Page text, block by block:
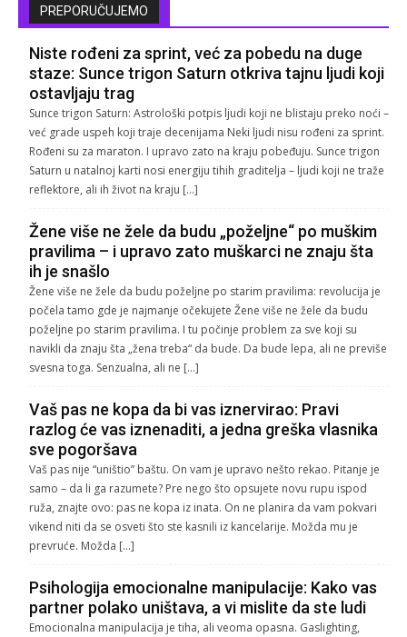
PREPORUČUJEMO
Niste rođeni za sprint, već za pobedu na duge
staze: Sunce trigon Saturn otkriva tajnu ljudi koji
ostavljaju trag
Sunce trigon Saturn: Astrološki potpis ljudi koji ne blistaju preko noći –
već grade uspeh koji traje decenijama Neki ljudi nisu rođeni za sprint.
Rođeni su za maraton. I upravo zato na kraju pobeđuju. Sunce trigon
Saturn u natalnoj karti nosi energiju tihih graditelja – ljudi koji ne traže
reflektore, ali ih život na kraju […]
Žene više ne žele da budu „poželjne“ po muškim
pravilima – i upravo zato muškarci ne znaju šta
ih je snašlo
Žene više ne žele da budu poželjne po starim pravilima: revolucija je
počela tamo gde je najmanje očekujete Žene više ne žele da budu
poželjne po starim pravilima. I tu počinje problem za sve koji su
navikli da znaju šta „žena treba“ da bude. Da bude lepa, ali ne previše
svesna toga. Senzualna, ali ne […]
Vaš pas ne kopa da bi vas iznervirao: Pravi
razlog će vas iznenaditi, a jedna greška vlasnika
sve pogoršava
Vaš pas nije “uništio” baštu. On vam je upravo nešto rekao. Pitanje je
samo – da li ga razumete? Pre nego što opsujete novu rupu ispod
ruža, znajte ovo: pas ne kopa iz inata. On ne planira da vam pokvari
vikend niti da se osveti što ste kasnili iz kancelarije. Možda mu je
prevruće. Možda […]
Psihologija emocionalne manipulacije: Kako vas
partner polako uništava, a vi mislite da ste ludi
Emocionalna manipulacija je tiha, ali veoma opasna. Gaslighting,